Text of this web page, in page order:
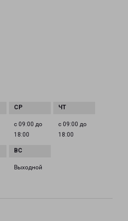
с 09:00 до
18:00
с 09:00 до
18:00
Выходной